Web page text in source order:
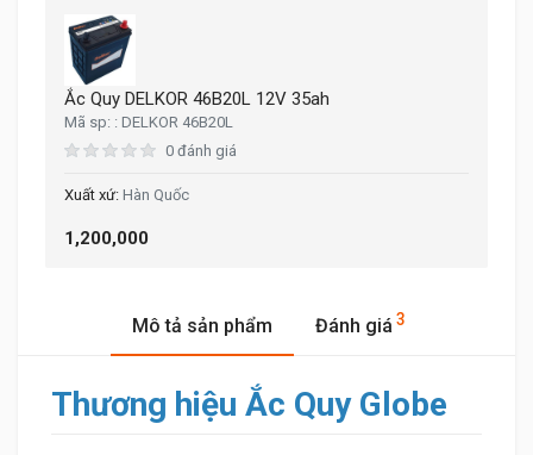
Ắc Quy DELKOR 46B20L 12V 35ah
DELKOR 46B20L
0 đánh giá
Hàn Quốc
1,200,000
Mô tả sản phẩm Đánh giá 3
Thương hiệu Ắc Quy Globe